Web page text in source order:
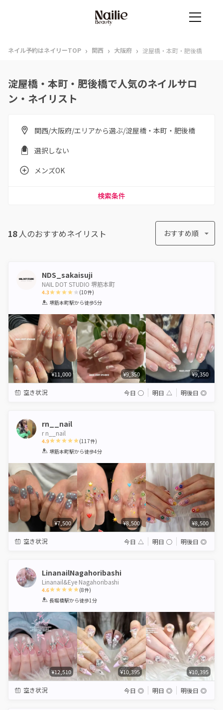
ネイル予約はネイリーTOP › 関西 › 大阪府 › 淀屋橋・本町・肥後橋
淀屋橋・本町・肥後橋で人気のネイルサロ
ン・ネイリスト
関西/大阪府/エリアから選ぶ/淀屋橋・本町・肥後橋
選択しない
メンズOK
検索条件
18人のおすすめネイリスト おすすめ順
NDS_sakaisuji
NAIL DOT STUDIO 堺筋本町
4.3
1 2 3 4 5
(10件)
堺筋本町駅から徒歩5分
¥11,000 ¥9,350 ¥9,350
空き状況 今日 ◯ 明日 △ 明後日 ◎
rn__nail
r n__nail
4.9
1 2 3 4 5
(117件)
堺筋本町駅から徒歩4分
¥7,500 ¥8,500 ¥8,500
空き状況 今日 △ 明日 ◯ 明後日 ◎
LinanailNagahoribashi
Linanail&Eye Nagahoribashi
4.6
1 2 3 4 5
(8件)
長堀橋駅から徒歩1分
¥12,510 ¥10,395 ¥10,395
空き状況 今日 ◎ 明日 ◎ 明後日 ◎